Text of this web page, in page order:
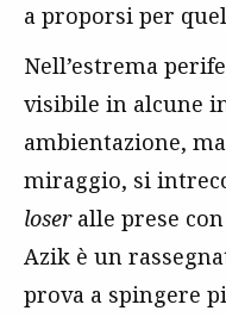
a proporsi per
Nell’estrema
visibile in alcune
ambientazione,
miraggio, si
loseralle prese
Azik è un
prova a spingere